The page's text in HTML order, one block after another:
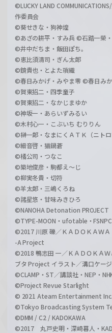
©LUCKY LAND
作委員会
©葵せきな・狗神煌
©あざの耕平・すみ兵 ©石踏一榮
©井中だちま・飯田ぽち。
©恵比須清司・ぎん太郎
©鏡貴也・とよた瑣織
©春日みかげ・みやま零 ©春日み
©賀東招二・四季童子
©賀東招二・なかじまゆか
©神坂一・あらいずみるい
©木村心一・こぶいち むりりん
©榊一郎・なまにくＡＴＫ（ニトロ
©細音啓・猫鍋蒼
©橘公司・つなこ
©築地俊彦・駒都え～じ
©柳実冬貴・切符
©羊太郎・三嶋くろね
©諸星悠・甘味みきひろ
©NANOHA Detonation PROJECT
©TYPE-MOON・ufotable・FSNPC
©2017 川原 礫／ＫＡＤＯＫＡＷ
-A Project
©2018 鴨志田 一／ＫＡＤＯＫＡ
ブタ Project イラスト／溝口ケージ
©CLAMP・ST／講談社・NEP・
©Project Revue Starlight
© 2021 Ateam Entertainment Inc.
©Tokyo Broadcasting System
©DMM / C2 / KADOKAWA
©2017 丸戸史明・深崎暮人・